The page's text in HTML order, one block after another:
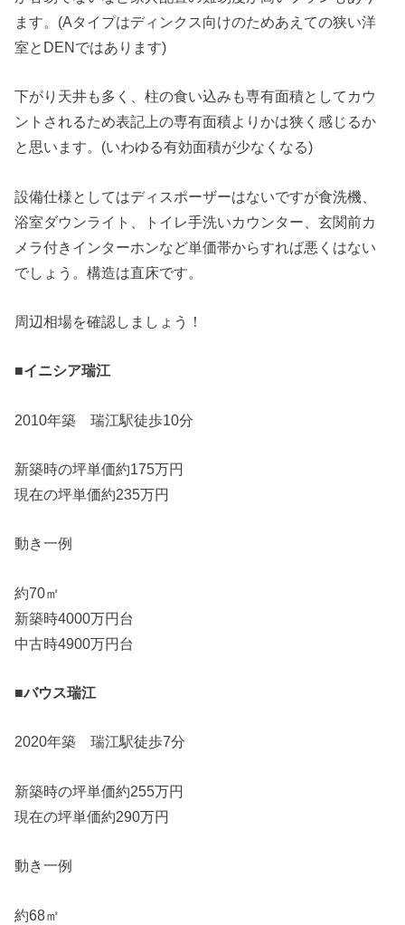
ます。(Aタイプはディンクス向けのためあえての狭い洋
室とDENではあります)
下がり天井も多く、柱の食い込みも専有面積としてカウ
ントされるため表記上の専有面積よりかは狭く感じるか
と思います。(いわゆる有効面積が少なくなる)
設備仕様としてはディスポーザーはないですが食洗機、
浴室ダウンライト、トイレ手洗いカウンター、玄関前カ
メラ付きインターホンなど単価帯からすれば悪くはない
でしょう。構造は直床です。
周辺相場を確認しましょう！
■イニシア瑞江
2010年築 瑞江駅徒歩10分
新築時の坪単価約175万円
現在の坪単価約235万円
動き一例
約70㎡
新築時4000万円台
中古時4900万円台
■バウス瑞江
2020年築 瑞江駅徒歩7分
新築時の坪単価約255万円
現在の坪単価約290万円
動き一例
約68㎡